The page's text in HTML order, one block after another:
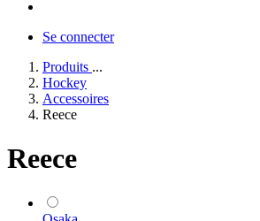
Se connecter
Produits ...
Hockey
Accessoires
Reece
Reece